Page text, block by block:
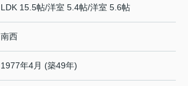
LDK 15.5帖/洋室 5.4帖/洋室 5.6帖
南西
1977年4月 (築49年)